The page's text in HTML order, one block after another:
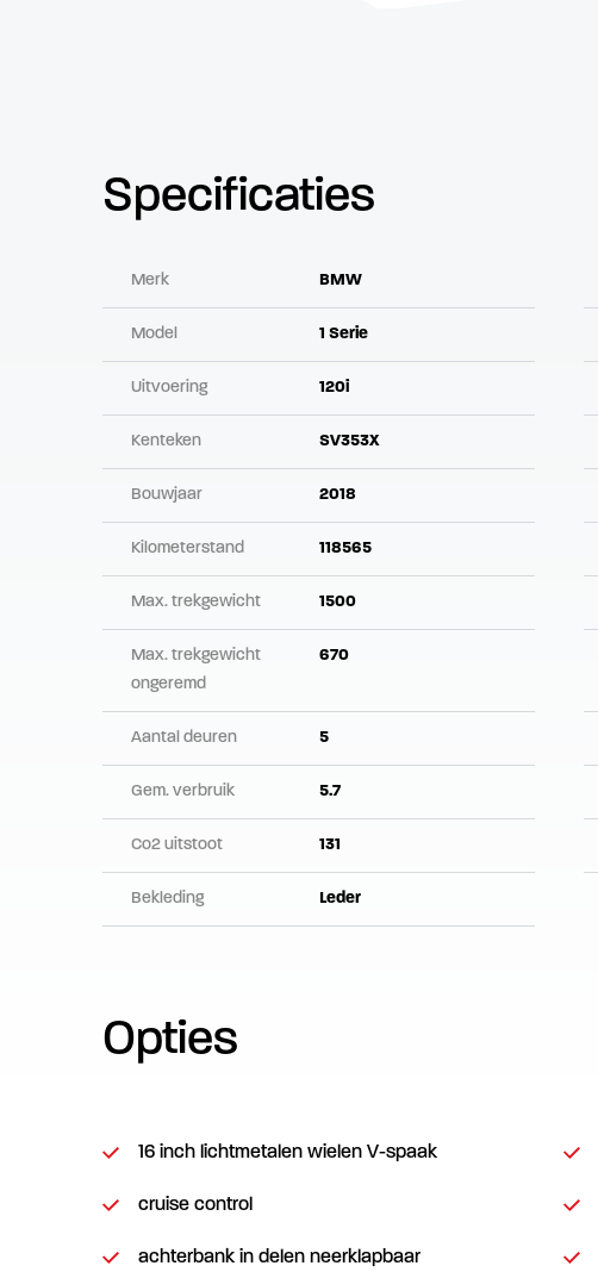
Specificaties
Merk BMW
Model 1 Serie
Uitvoering 120i
Kenteken SV353X
Bouwjaar 2018
Kilometerstand 118565
Max. trekgewicht 1500
Max. trekgewicht
ongeremd
670
Aantal deuren 5
Gem. verbruik 5.7
Co2 uitstoot 131
Bekleding Leder
Opties
16 inch lichtmetalen wielen V-spaak
cruise control
achterbank in delen neerklapbaar